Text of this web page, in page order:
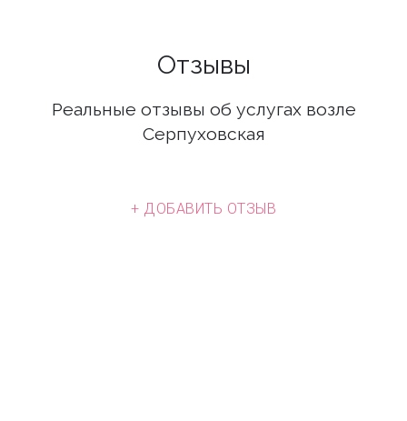
Отзывы
Реальные отзывы об услугах возле
Серпуховская
+ ДОБАВИТЬ ОТЗЫВ